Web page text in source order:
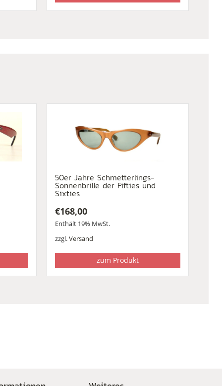
50er Jahre Schmetterlings-
Sonnenbrille der Fifties und
Sixties
€168,00
Enthält 19% MwSt.
zzgl.Versand
zum Produkt